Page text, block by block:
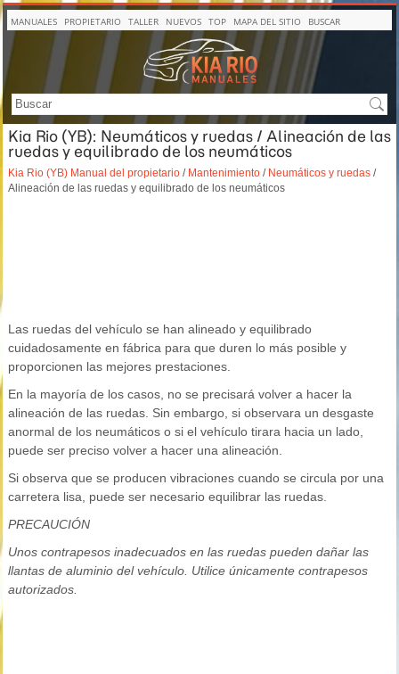
MANUALES PROPIETARIO TALLER NUEVOS TOP MAPA DEL SITIO BUSCAR
Kia Rio (YB): Neumáticos y ruedas / Alineación de las
ruedas y equilibrado de los neumáticos
Kia Rio (YB) Manual del propietario / Mantenimiento / Neumáticos y ruedas /
Alineación de las ruedas y equilibrado de los neumáticos
Las ruedas del vehículo se han alineado y equilibrado
cuidadosamente en fábrica para que duren lo más posible y
proporcionen las mejores prestaciones.
En la mayoría de los casos, no se precisará volver a hacer la
alineación de las ruedas. Sin embargo, si observara un desgaste
anormal de los neumáticos o si el vehículo tirara hacia un lado,
puede ser preciso volver a hacer una alineación.
Si observa que se producen vibraciones cuando se circula por una
carretera lisa, puede ser necesario equilibrar las ruedas.
PRECAUCIÓN
Unos contrapesos inadecuados en las ruedas pueden dañar las
llantas de aluminio del vehículo. Utilice únicamente contrapesos
autorizados.